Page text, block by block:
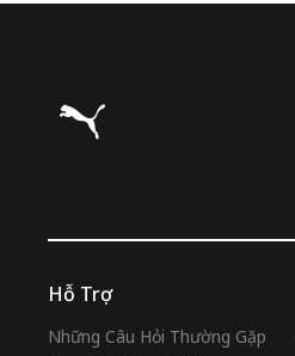
Puma Trang chủ
Hỗ Trợ
Những Câu Hỏi Thường Gặp